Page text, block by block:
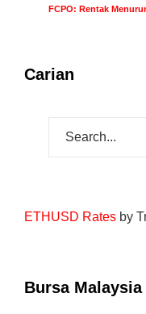
FCPO: Rentak
Carian
ETHUSD Rates by
Bursa